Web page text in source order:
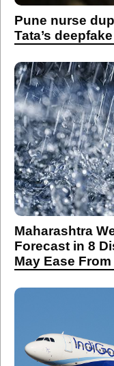
Pune nurse
Tata’s
Maharashtra
Forecast in 8
May Ease